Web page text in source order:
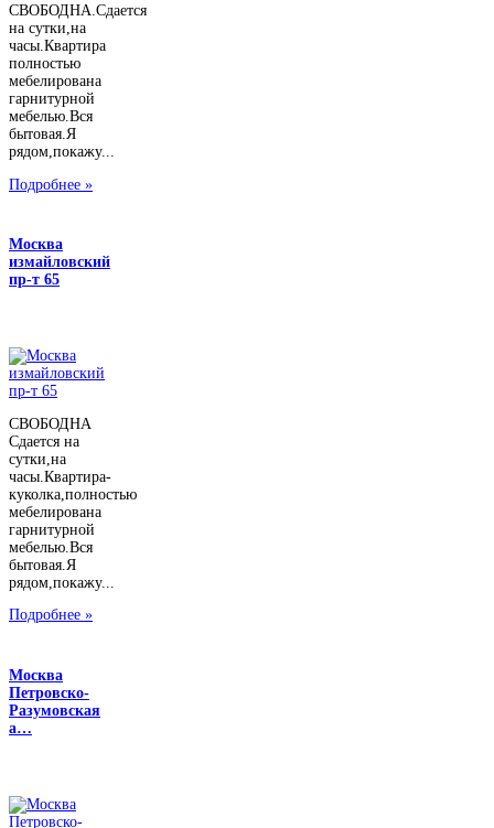
СВОБОДНА.Сдается
на сутки,на
часы.Квартира
полностью
мебелирована
гарнитурной
мебелью.Вся
бытовая.Я
рядом,покажу...
Подробнее »
Москва
измайловский
пр-т 65
СВОБОДНА
Сдается на
сутки,на
часы.Квартира-
куколка,полностью
мебелирована
гарнитурной
мебелью.Вся
бытовая.Я
рядом,покажу...
Подробнее »
Москва
Петровско-
Разумовская
а…